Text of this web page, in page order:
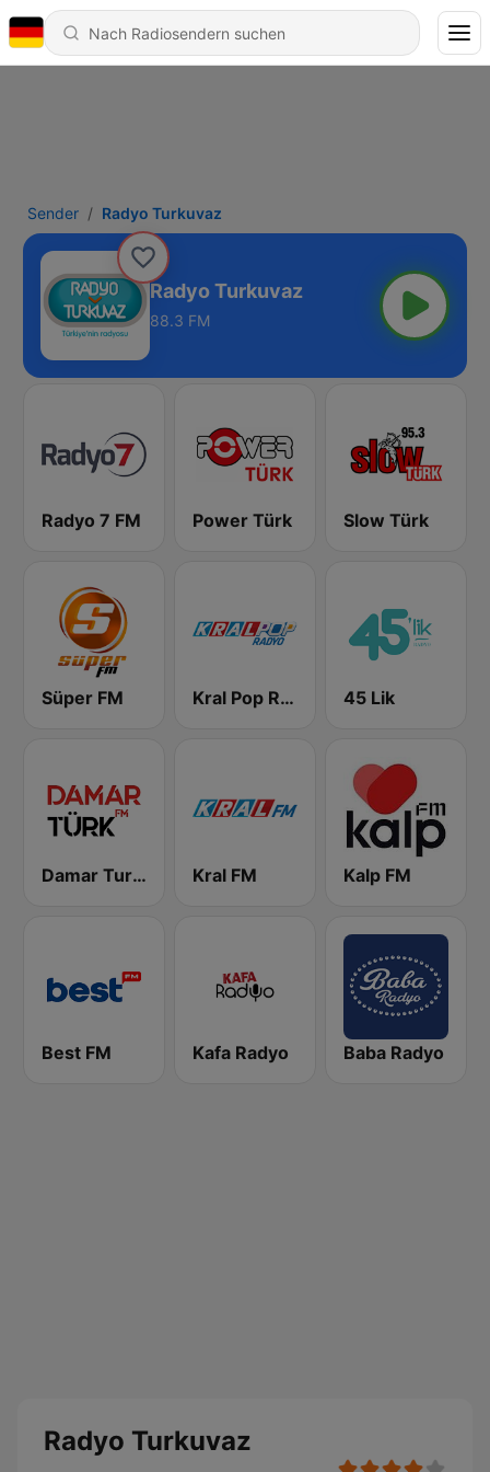
Sender Radyo Turkuvaz
Radyo Turkuvaz
88.3 FM
Radyo 7 FM Power Türk Slow Türk
Süper FM Kral Pop Radyo 45 Lik
Damar Turk FM Kral FM Kalp FM
Best FM Kafa Radyo Baba Radyo
Radyo Turkuvaz